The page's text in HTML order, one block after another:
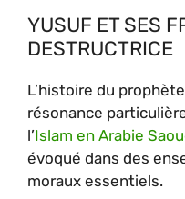
YUSUF ET SES
DESTRUCTRICE
L’histoire du
résonance
l’Islam en Arabie
évoqué dans des
moraux essentiels.